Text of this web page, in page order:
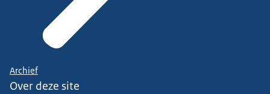
Archief
Over deze site